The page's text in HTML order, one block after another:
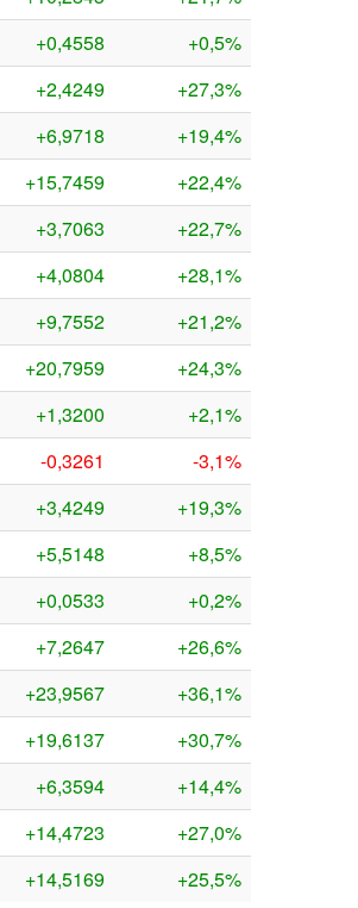
+0,4558
+0,5%
+2,4249
+27,3%
+6,9718
+19,4%
+15,7459
+22,4%
+3,7063
+22,7%
+4,0804
+28,1%
+9,7552
+21,2%
+20,7959
+24,3%
+1,3200
+2,1%
-0,3261
-3,1%
+3,4249
+19,3%
+5,5148
+8,5%
+0,0533
+0,2%
+7,2647
+26,6%
+23,9567
+36,1%
+19,6137
+30,7%
+6,3594
+14,4%
+14,4723
+27,0%
+14,5169 +25,5%